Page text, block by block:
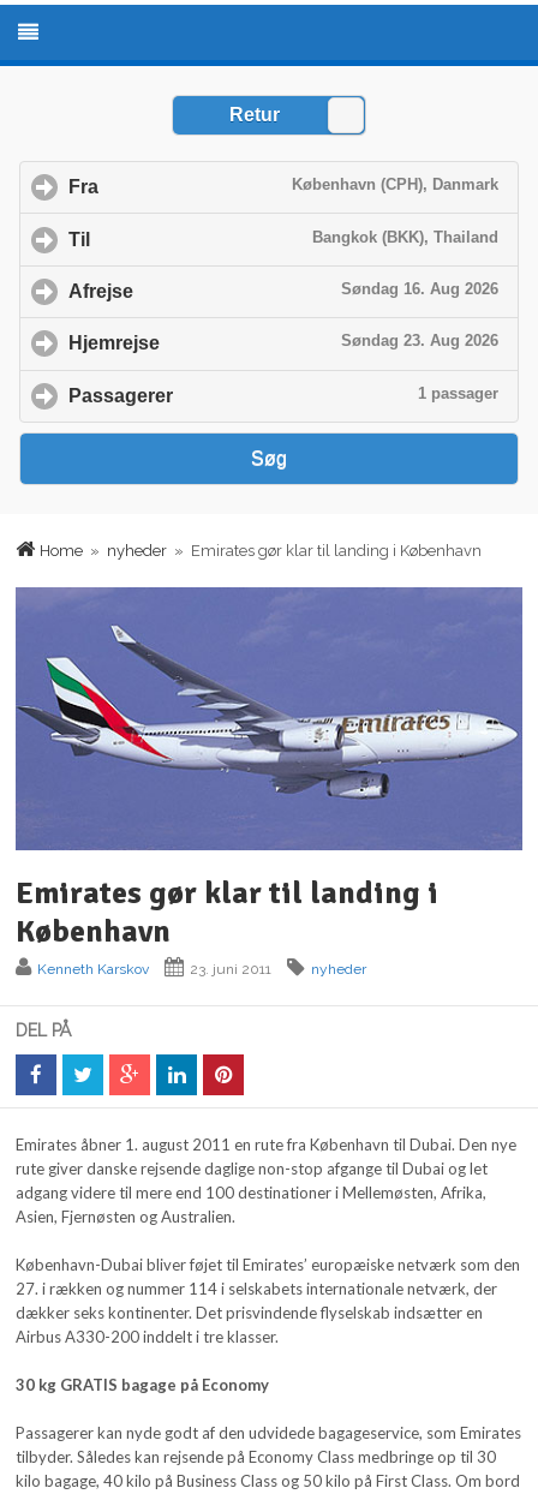
Home » nyheder » Emirates gør klar til landing i København
Emirates gør klar til landing i
København
Kenneth Karskov 23. juni 2011 nyheder
DEL PÅ
Emirates åbner 1. august 2011 en rute fra København til Dubai. Den nye
rute giver danske rejsende daglige non-stop afgange til Dubai og let
adgang videre til mere end 100 destinationer i Mellemøsten, Afrika,
Asien, Fjernøsten og Australien.
København-Dubai bliver føjet til Emirates’ europæiske netværk som den
27. i rækken og nummer 114 i selskabets internationale netværk, der
dækker seks kontinenter. Det prisvindende flyselskab indsætter en
Airbus A330-200 inddelt i tre klasser.
30 kg GRATIS bagage på Economy
Passagerer kan nyde godt af den udvidede bagageservice, som Emirates
tilbyder. Således kan rejsende på Economy Class medbringe op til 30
kilo bagage, 40 kilo på Business Class og 50 kilo på First Class. Om bord